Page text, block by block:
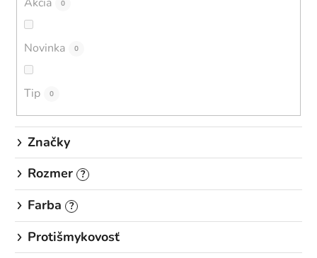
0
Novinka 0
Tip 0
Značky
Rozmer ?
Farba ?
Protišmykovosť